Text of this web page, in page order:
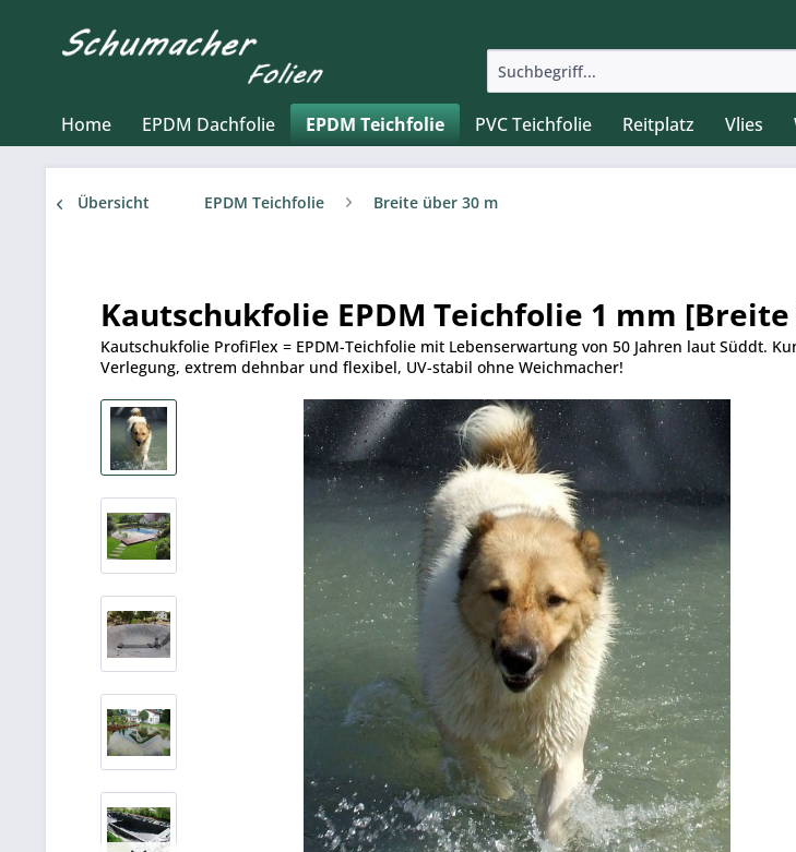
Home EPDM Dachfolie EPDM Teichfolie PVC Teichfolie Reitplatz Vlies
Übersicht EPDM Teichfolie Breite über 30 m
Kautschukfolie EPDM Teichfolie 1 mm
Kautschukfolie ProfiFlex = EPDM-Teichfolie mit Lebenserwartung von 50 Jahren laut Süddt.
Verlegung, extrem dehnbar und flexibel, UV-stabil ohne Weichmacher!